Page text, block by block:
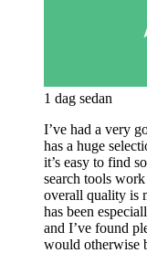
1 dag sedan
I’ve had a very
has a huge
it’s easy to find
search tools
overall quality is
has been
and I’ve found
would otherwise